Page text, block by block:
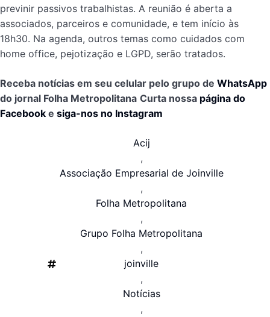
previnir passivos trabalhistas. A reunião é aberta a
associados, parceiros e comunidade, e tem início às
18h30. Na agenda, outros temas como cuidados com
home office, pejotização e LGPD, serão tratados.
Receba notícias em seu celular pelo grupo de WhatsApp
do jornal Folha Metropolitana Curta nossa página do
Facebook e siga-nos no Instagram
Acij
,
Associação Empresarial de Joinville
,
Folha Metropolitana
,
Grupo Folha Metropolitana
,
joinville
,
Notícias
,